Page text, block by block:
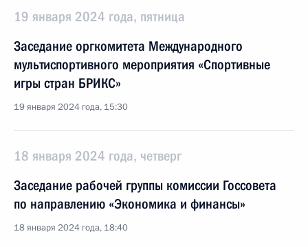
19 января 2024 года, пятница
Заседание оргкомитета Международного
мультиспортивного мероприятия «Спортивные
игры стран БРИКС»
19 января 2024 года, 15:30
18 января 2024 года, четверг
Заседание рабочей группы комиссии Госсовета
по направлению «Экономика и финансы»
18 января 2024 года, 18:40